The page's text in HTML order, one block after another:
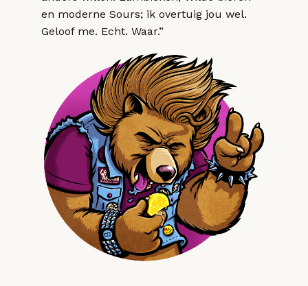
en moderne Sours; ik overtuig jou wel.
Geloof me. Echt. Waar.”